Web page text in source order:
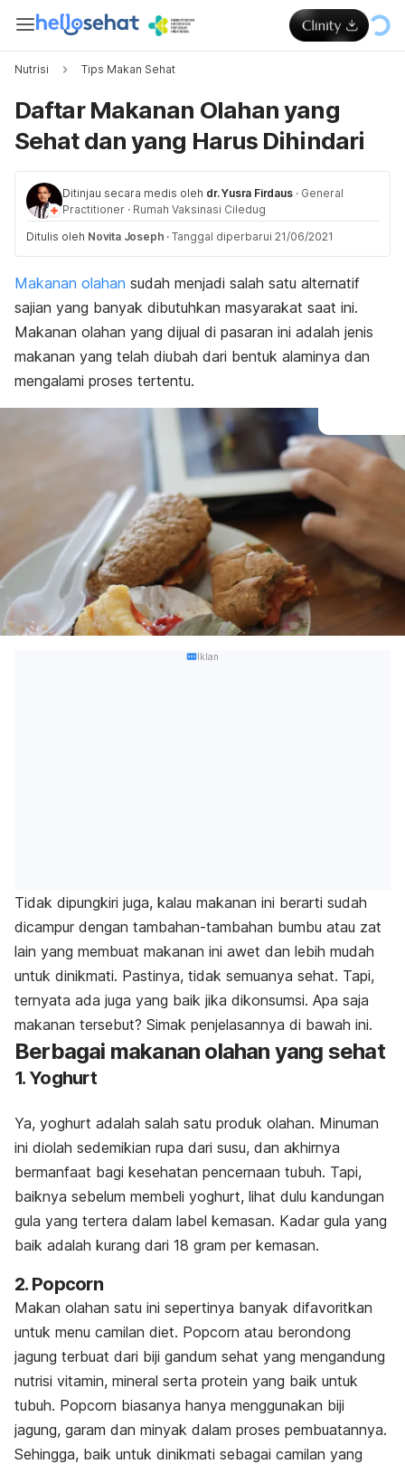
Nutrisi Tips Makan Sehat
Daftar Makanan Olahan yang
Sehat dan yang Harus Dihindari
Ditinjau secara medis oleh dr. Yusra Firdaus · General
Practitioner · Rumah Vaksinasi Ciledug
Ditulis oleh Novita Joseph · Tanggal diperbarui 21/06/2021
Makanan olahan sudah menjadi salah satu alternatif
sajian yang banyak dibutuhkan masyarakat saat ini.
Makanan olahan yang dijual di pasaran ini adalah jenis
makanan yang telah diubah dari bentuk alaminya dan
mengalami proses tertentu.
Iklan
Tidak dipungkiri juga, kalau makanan ini berarti sudah
dicampur dengan tambahan-tambahan bumbu atau zat
lain yang membuat makanan ini awet dan lebih mudah
untuk dinikmati. Pastinya, tidak semuanya sehat. Tapi,
ternyata ada juga yang baik jika dikonsumsi. Apa saja
makanan tersebut? Simak penjelasannya di bawah ini.
Berbagai makanan olahan yang sehat
1. Yoghurt
Ya, yoghurt adalah salah satu produk olahan. Minuman
ini diolah sedemikian rupa dari susu, dan akhirnya
bermanfaat bagi kesehatan pencernaan tubuh. Tapi,
baiknya sebelum membeli yoghurt, lihat dulu kandungan
gula yang tertera dalam label kemasan. Kadar gula yang
baik adalah kurang dari 18 gram per kemasan.
2. Popcorn
Makan olahan satu ini sepertinya banyak difavoritkan
untuk menu camilan diet. Popcorn atau berondong
jagung terbuat dari biji gandum sehat yang mengandung
nutrisi vitamin, mineral serta protein yang baik untuk
tubuh. Popcorn biasanya hanya menggunakan biji
jagung, garam dan minyak dalam proses pembuatannya.
Sehingga, baik untuk dinikmati sebagai camilan yang